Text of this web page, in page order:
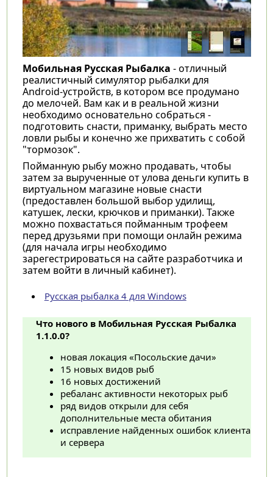
Мобильная Русская Рыбалка - отличный
реалистичный симулятор рыбалки для
Android-устройств, в котором все продумано
до мелочей. Вам как и в реальной жизни
необходимо основательно собраться -
подготовить снасти, приманку, выбрать место
ловли рыбы и конечно же прихватить с собой
"тормозок".
Пойманную рыбу можно продавать, чтобы
затем за вырученные от улова деньги купить в
виртуальном магазине новые снасти
(предоставлен большой выбор удилищ,
катушек, лески, крючков и приманки). Также
можно похвастаться пойманным трофеем
перед друзьями при помощи онлайн режима
(для начала игры необходимо
зарегестрироваться на сайте разработчика и
затем войти в личный кабинет).
Русская рыбалка 4 для Windows
Что нового в Мобильная Русская Рыбалка
1.1.0.0?
новая локация «Посольские дачи»
15 новых видов рыб
16 новых достижений
ребаланс активности некоторых рыб
ряд видов открыли для себя
дополнительные места обитания
исправление найденных ошибок клиента
и сервера